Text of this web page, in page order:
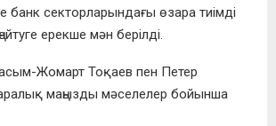
банк секторларындағы өзара тиімді
ерекше мән берілді.
Жомарт Тоқаев пен Петер
маңызды мәселелер бойынша